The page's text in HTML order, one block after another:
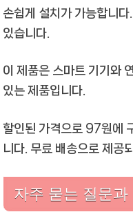
손쉽게 설치가 가능합니
있습니다.
이 제품은 스마트 기기와
있는 제품입니다.
할인된 가격으로 97원에
니다. 무료 배송으로 제공
자주 묻는 질문과